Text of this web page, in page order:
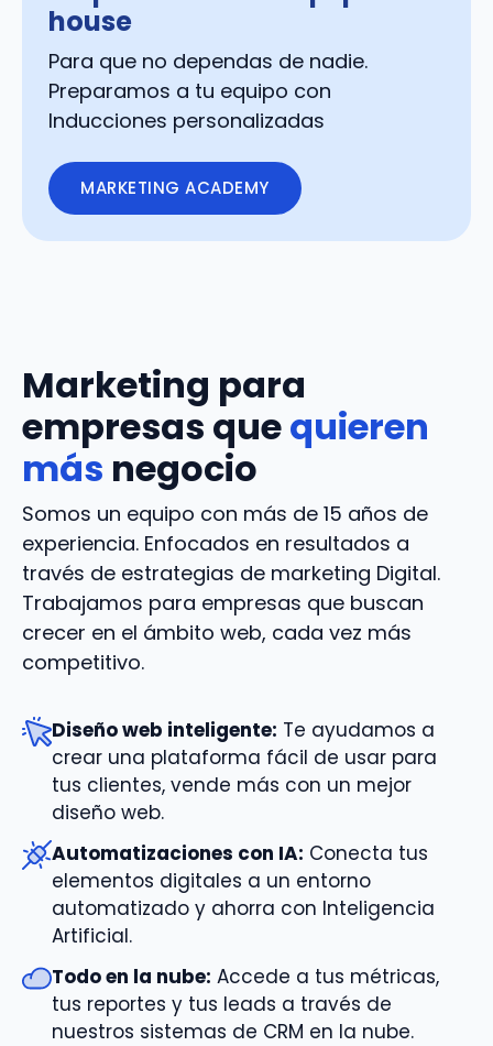
house
Para que no dependas de nadie.
Preparamos a tu equipo con
Inducciones personalizadas
MARKETING ACADEMY
Marketing para
empresas quequieren
más negocio
Somos un equipo con más de 15 años de
experiencia. Enfocados en resultados a
través de estrategias de marketing Digital.
Trabajamos para empresas que buscan
crecer en el ámbito web, cada vez más
competitivo.
Diseño web inteligente: Te ayudamos a
crear una plataforma fácil de usar para
tus clientes, vende más con un mejor
diseño web.
Automatizaciones con IA: Conecta tus
elementos digitales a un entorno
automatizado y ahorra con Inteligencia
Artificial.
Todo en la nube: Accede a tus métricas,
tus reportes y tus leads a través de
nuestros sistemas de CRM en la nube.